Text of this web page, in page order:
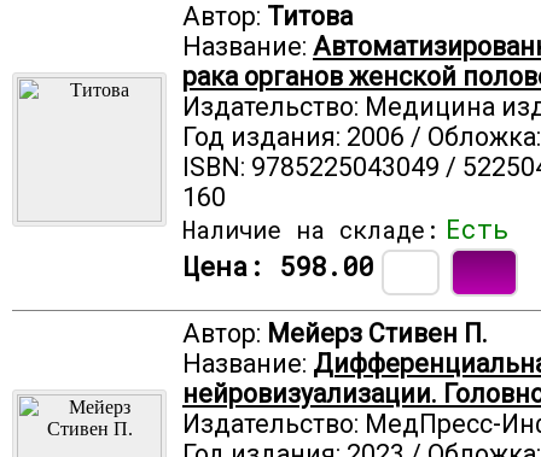
Автор: Титова
Название:
рака органов женской
Издательство: Медицина
Год издания: 2006 /
ISBN: 9785225043049 /
160
Наличие на складе: Есть
Цена: 598.00
Автор: Мейерз Стивен П.
Название:
нейровизуализации.
Издательство: МедПресс-